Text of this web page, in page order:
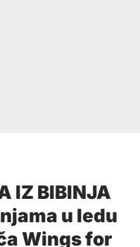
IZ BIBINJA
u ledu
Wings for